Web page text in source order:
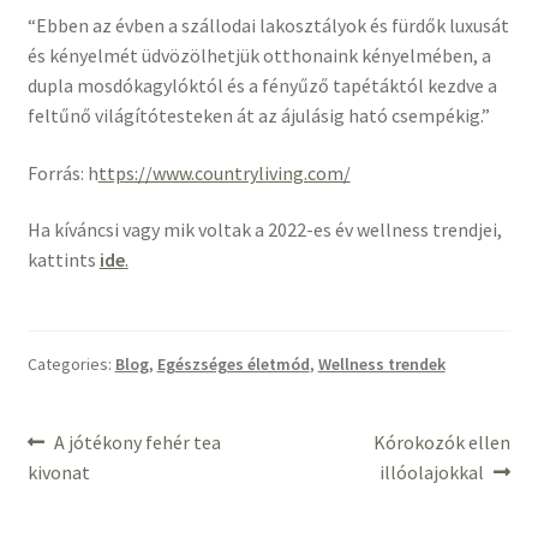
“Ebben az évben a szállodai lakosztályok és fürdők luxusát
és kényelmét üdvözölhetjük otthonaink kényelmében, a
dupla mosdókagylóktól és a fényűző tapétáktól kezdve a
feltűnő világítótesteken át az ájulásig ható csempékig.”
Forrás: https://www.countryliving.com/
Ha kíváncsi vagy mik voltak a 2022-es év wellness trendjei,
kattints ide.
Categories: Blog, Egészséges életmód, Wellness trendek
Bejegyzés
navigáció
Previous
post:
A jótékony fehér tea
kivonat
Next
post:
Kórokozók ellen
illóolajokkal